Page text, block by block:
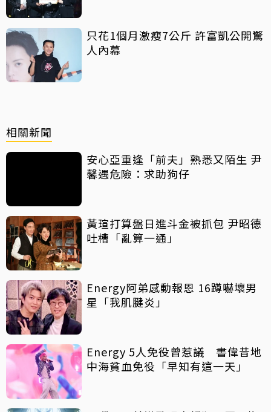
只花1個月激瘦7公斤 許富凱公開驚
人內幕
相關新聞
安心亞重逢「前夫」熟悉又陌生 尹
馨遇危險：求助狗仔
黃瑄打算盤日進斗金被抓包 尹昭德
吐槽「亂算一通」
Energy阿弟感動報恩 16蹲嚇壞男
星「我肌腱炎」
Energy 5人免役曾惹議 書偉昔地
中海貧血免役「早知有這一天」